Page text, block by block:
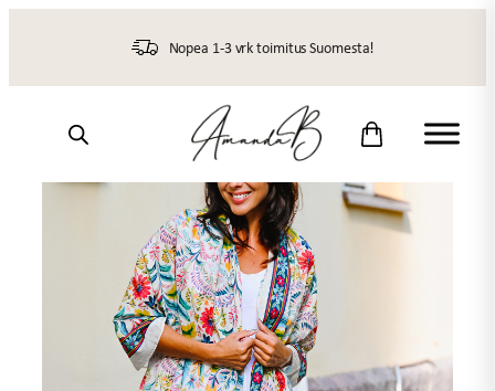
Nopea 1-3 vrk toimitus Suomesta!